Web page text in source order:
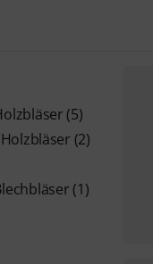
(5)
(2)
(1)